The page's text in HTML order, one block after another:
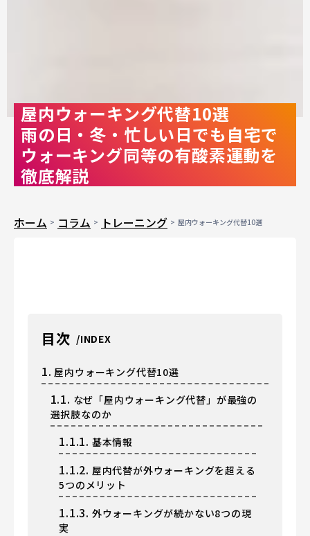
屋内ウォーキング代替10選
雨の日・冬・忙しい日でも自宅で
ウォーキング同等の有酸素運動を
徹底解説
ホーム コラム トレーニング 屋内ウォーキング代替10選
目次
1. 屋内ウォーキング代替10選
1.1. なぜ「屋内ウォーキング代替」が最強の
選択肢なのか
1.1.1. 基本情報
1.1.2. 屋内代替が外ウォーキングを超える
5つのメリット
1.1.3. 外ウォーキングが続かない8つの現
実